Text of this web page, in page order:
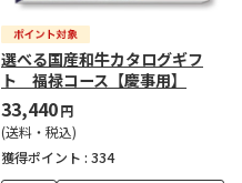
選べる国産和牛カタログギフ
ト 福禄コース【慶事用】
33,440円
(送料・税込)
獲得ポイント : 334